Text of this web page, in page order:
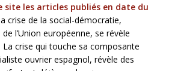
site les articles publiés en date du
crise de la social-démocratie,
l’Union européenne, se révèle
crise qui touche sa composante
ouvrier espagnol, révèle des